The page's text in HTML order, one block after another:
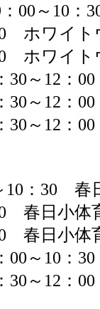
00～10
ホワイト
ホワイト
30～12：
30～12：
30～12：
10：30 春
春日小体
春日小体
00～10：
30～12：